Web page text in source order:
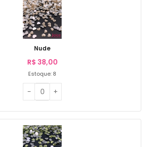
Nude
R$ 38,00
Estoque: 8